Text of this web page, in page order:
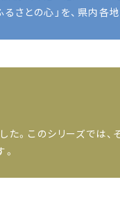
さとの心」を、県内各地
。このシリーズでは、